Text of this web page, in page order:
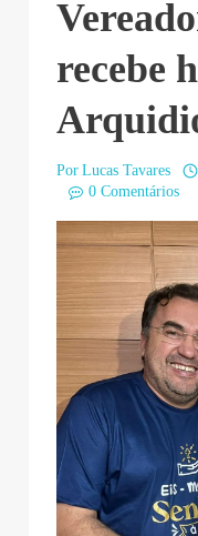
recebe
Por Lucas Tavares
0 Comentários